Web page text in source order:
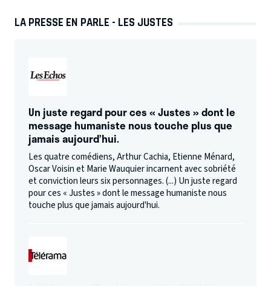
LA PRESSE EN PARLE - LES JUSTES
Un juste regard pour ces « Justes » dont le
message humaniste nous touche plus que
jamais aujourd’hui.
Les quatre comédiens, Arthur Cachia, Etienne Ménard,
Oscar Voisin et Marie Wauquier incarnent avec sobriété
et conviction leurs six personnages. (...) Un juste regard
pour ces « Justes » dont le message humaniste nous
touche plus que jamais aujourd'hui.